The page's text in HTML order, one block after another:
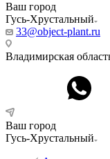
Ваш город
Гусь-Хрустальный
33@object-plant.ru
Владимирская
Ваш город
Гусь-Хрустальный